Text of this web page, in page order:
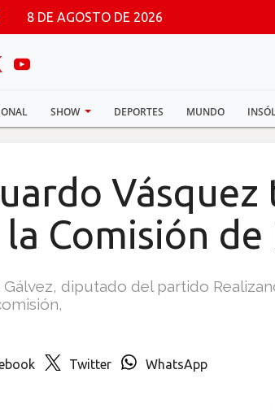
8 DE AGOSTO DE 2026
SHOW DEPORTES MUNDO
la Comisión
Gálvez, diputado del partido
Twitter WhatsApp